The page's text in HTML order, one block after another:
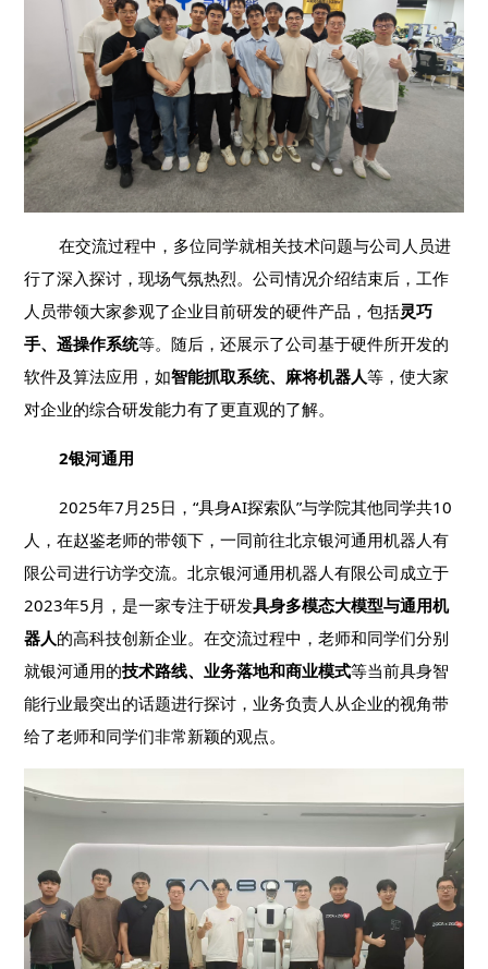
在交流过程中，多位同学就相关技术问题与公司人员进
行了深入探讨，现场气氛热烈。公司情况介绍结束后，工作
人员带领大家参观了企业目前研发的硬件产品，包括灵巧
手、遥操作系统等。随后，还展示了公司基于硬件所开发的
软件及算法应用，如智能抓取系统、麻将机器人等，使大家
对企业的综合研发能力有了更直观的了解。
2银河通用
2025年7月25日，“具身AI探索队”与学院其他同学共10
人，在赵鉴老师的带领下，一同前往北京银河通用机器人有
限公司进行访学交流。北京银河通用机器人有限公司成立于
2023年5月，是一家专注于研发具身多模态大模型与通用机
器人的高科技创新企业。在交流过程中，老师和同学们分别
就银河通用的技术路线、业务落地和商业模式等当前具身智
能行业最突出的话题进行探讨，业务负责人从企业的视角带
给了老师和同学们非常新颖的观点。